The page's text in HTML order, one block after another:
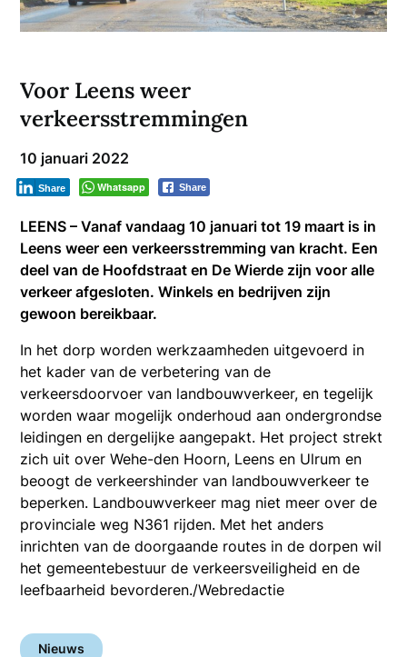
Voor Leens weer
verkeersstremmingen
10 januari 2022
Whatsapp Share
Share
LEENS – Vanaf vandaag 10 januari tot 19 maart is in
Leens weer een verkeersstremming van kracht. Een
deel van de Hoofdstraat en De Wierde zijn voor alle
verkeer afgesloten. Winkels en bedrijven zijn
gewoon bereikbaar.
In het dorp worden werkzaamheden uitgevoerd in
het kader van de verbetering van de
verkeersdoorvoer van landbouwverkeer, en tegelijk
worden waar mogelijk onderhoud aan ondergrondse
leidingen en dergelijke aangepakt. Het project strekt
zich uit over Wehe-den Hoorn, Leens en Ulrum en
beoogt de verkeershinder van landbouwverkeer te
beperken. Landbouwverkeer mag niet meer over de
provinciale weg N361 rijden. Met het anders
inrichten van de doorgaande routes in de dorpen wil
het gemeentebestuur de verkeersveiligheid en de
leefbaarheid bevorderen./Webredactie
Nieuws